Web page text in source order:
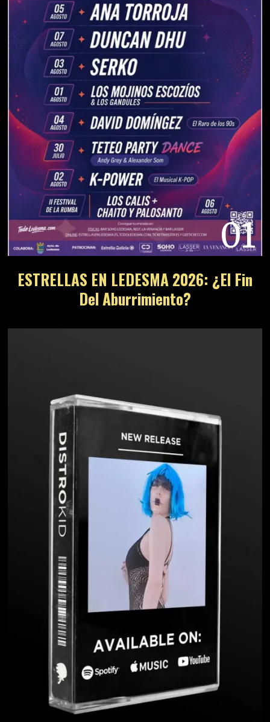
Del Aburrimiento?
02
Irene Alonso Presenta All Diversion, Su
Cuarto Álbum Con 11 Temas Nuevos
03